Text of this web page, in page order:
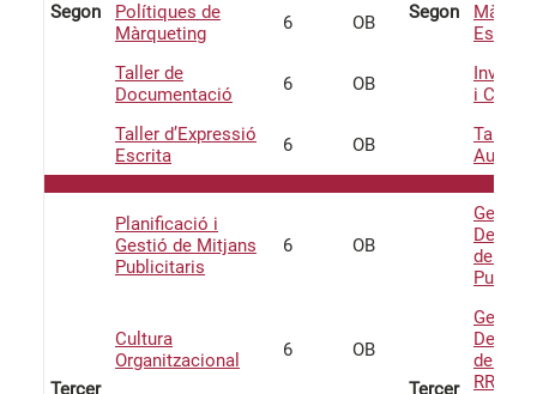
Segon Segon
Polítiques de
Màrqueting
6 OB
Taller de
Documentació
6 OB
i
Taller d’Expressió
Escrita
6 OB
Taller
Tercer
Planificació i
Gestió de Mitjans
Publicitaris
6 OB
Tercer
Gestió i
de
Cultura
Organitzacional
6 OB
Gestió i
de
RRPP